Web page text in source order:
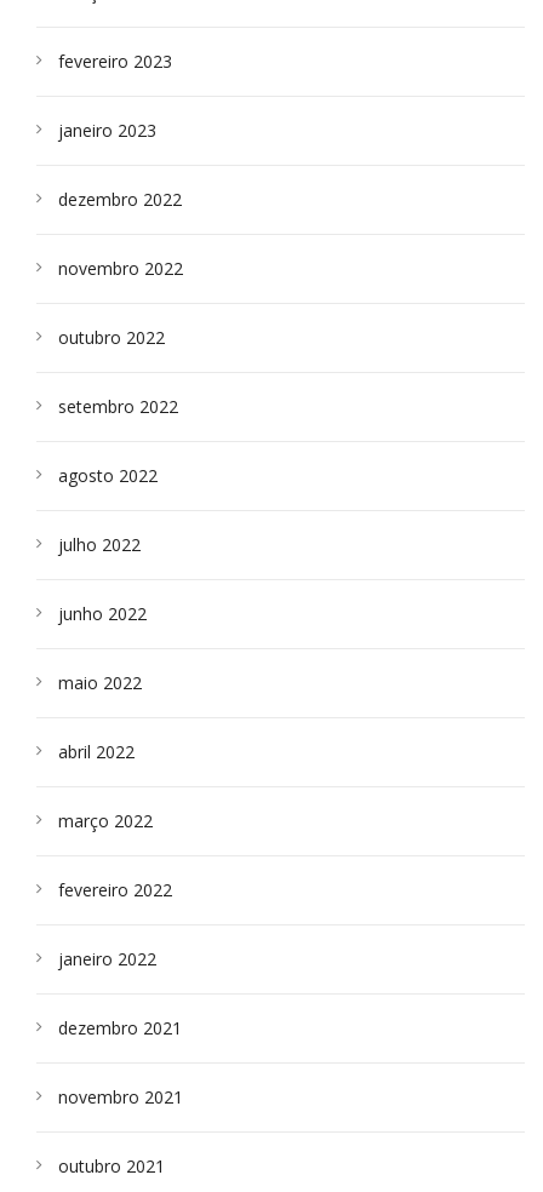
fevereiro 2023
janeiro 2023
dezembro 2022
novembro 2022
outubro 2022
setembro 2022
agosto 2022
julho 2022
junho 2022
maio 2022
abril 2022
março 2022
fevereiro 2022
janeiro 2022
dezembro 2021
novembro 2021
outubro 2021